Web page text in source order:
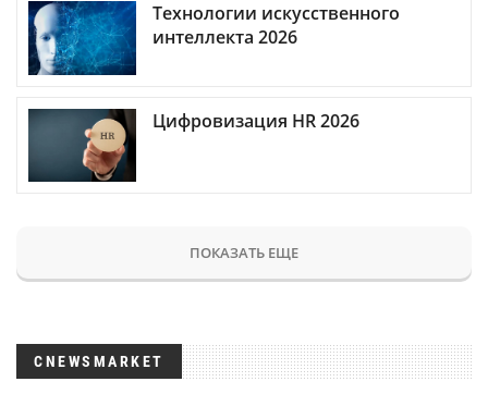
Технологии искусственного
интеллекта 2026
Цифровизация HR 2026
ПОКАЗАТЬ ЕЩЕ
CNEWSMARKET